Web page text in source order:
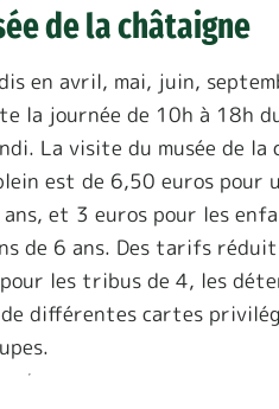
de la châtaigne
en avril, mai, juin,
la journée de 10h à 18h
La visite du musée de la
est de 6,50 euros pour
et 3 euros pour les
de 6 ans. Des tarifs
les tribus de 4, les
différentes cartes